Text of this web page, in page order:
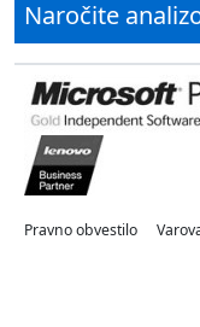
Naročite
Pravno obvestilo